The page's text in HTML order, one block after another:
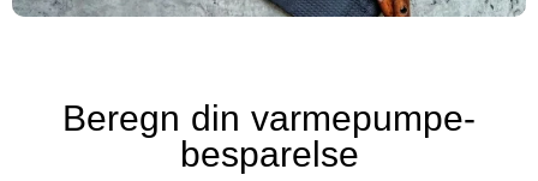
Beregn din varmepumpe-
besparelse